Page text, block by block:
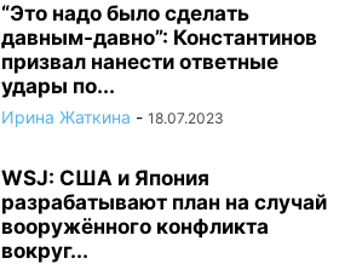
“Это надо было сделать
давным-давно”: Константинов
призвал нанести ответные
удары по...
Ирина Жаткина - 18.07.2023
WSJ: США и Япония
разрабатывают план на случай
вооружённого конфликта
вокруг...